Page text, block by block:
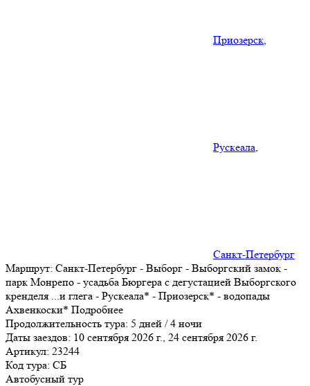
Приозерск,
Рускеала,
Санкт-Петербург
Маршрут: Санкт-Петербург - Выборг - Выборгский замок -
парк Монрепо - усадьба Бюргера с дегустацией Выборгского
кренделя ...и глега - Рускеала* - Приозерск* - водопады
Ахвенкоски* Подробнее
Продолжительность тура: 5 дней / 4 ночи
Даты заездов: 10 сентября 2026 г., 24 сентября 2026 г.
Артикул: 23244
Код тура: СБ
Автобусный тур